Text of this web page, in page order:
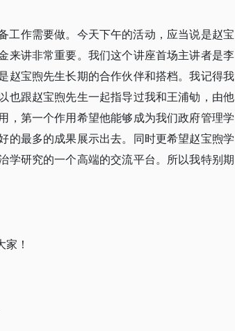
工作需要做。今天下午的活动，应当说是赵宝
来讲非常重要。我们这个讲座首场主讲者是李
赵宝煦先生长期的合作伙伴和搭档。我记得我
也跟赵宝煦先生一起指导过我和王浦劬，由他
，第一个作用希望他能够成为我们政府管理学
的最多的成果展示出去。同时更希望赵宝煦学
学研究的一个高端的交流平台。所以我特别期
！